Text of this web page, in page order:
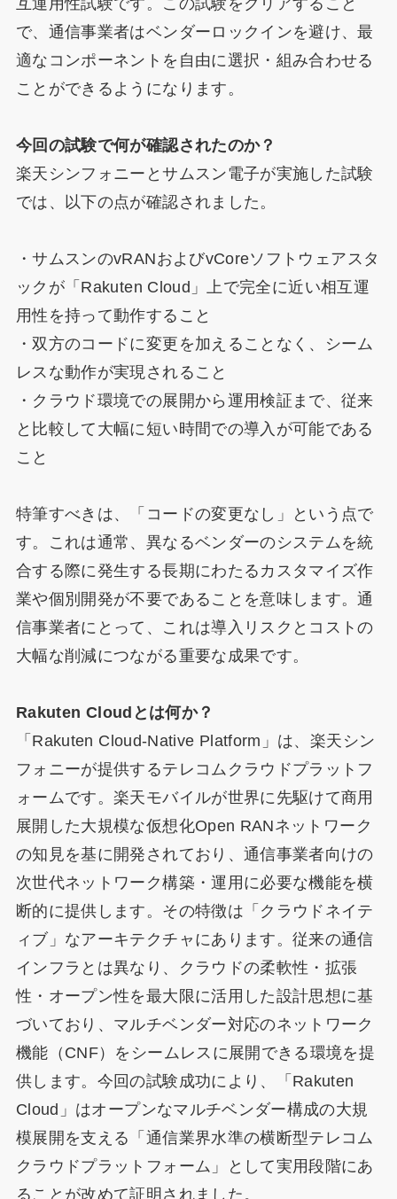
で、通信事業者はベンダーロックインを避け、最
適なコンポーネントを自由に選択・組み合わせる
ことができるようになります。
今回の試験で何が確認されたのか？
楽天シンフォニーとサムスン電子が実施した試験
では、以下の点が確認されました。
・サムスンのvRANおよびvCoreソフトウェアスタ
ックが「Rakuten Cloud」上で完全に近い相互運
用性を持って動作すること
・双方のコードに変更を加えることなく、シーム
レスな動作が実現されること
・クラウド環境での展開から運用検証まで、従来
と比較して大幅に短い時間での導入が可能である
こと
特筆すべきは、「コードの変更なし」という点で
す。これは通常、異なるベンダーのシステムを統
合する際に発生する長期にわたるカスタマイズ作
業や個別開発が不要であることを意味します。通
信事業者にとって、これは導入リスクとコストの
大幅な削減につながる重要な成果です。
Rakuten Cloudとは何か？
「Rakuten Cloud-Native Platform」は、楽天シン
フォニーが提供するテレコムクラウドプラットフ
ォームです。楽天モバイルが世界に先駆けて商用
展開した大規模な仮想化Open RANネットワーク
の知見を基に開発されており、通信事業者向けの
次世代ネットワーク構築・運用に必要な機能を横
断的に提供します。その特徴は「クラウドネイテ
ィブ」なアーキテクチャにあります。従来の通信
インフラとは異なり、クラウドの柔軟性・拡張
性・オープン性を最大限に活用した設計思想に基
づいており、マルチベンダー対応のネットワーク
機能（CNF）をシームレスに展開できる環境を提
供します。今回の試験成功により、「Rakuten
Cloud」はオープンなマルチベンダー構成の大規
模展開を支える「通信業界水準の横断型テレコム
クラウドプラットフォーム」として実用段階にあ
ることが改めて証明されました。